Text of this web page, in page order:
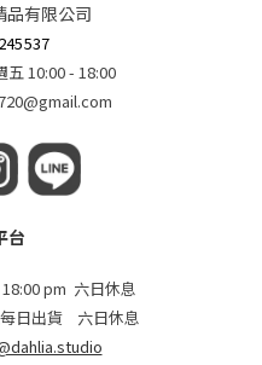
品有限公司
10:00 - 18:00
台
pm 六日休息
日出貨 六日休息